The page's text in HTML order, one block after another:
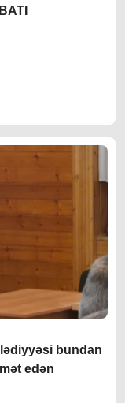
bundan
edən